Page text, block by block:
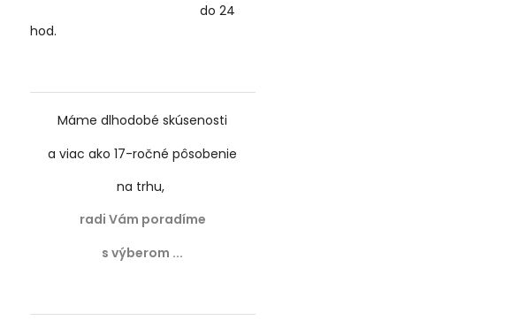
do 24
hod.
Máme dlhodobé skúsenosti
a viac ako 17-ročnépôsobenie
na trhu,
radi Vám poradíme
s výberom ...